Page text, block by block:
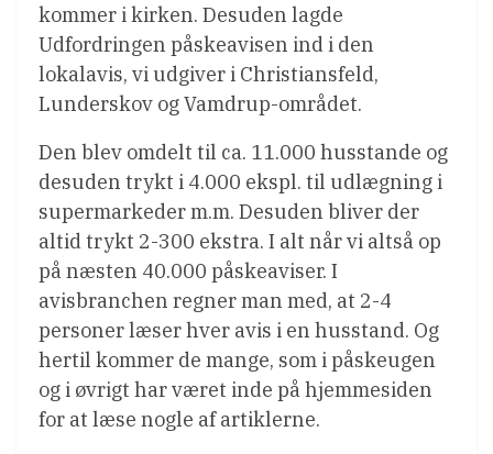
kommer i kirken. Desuden lagde
Udfordringen påskeavisen ind i den
lokalavis, vi udgiver i Christiansfeld,
Lunderskov og Vamdrup-området.
Den blev omdelt til ca. 11.000 husstande og
desuden trykt i 4.000 ekspl. til udlægning i
supermarkeder m.m. Desuden bliver der
altid trykt 2-300 ekstra. I alt når vi altså op
på næsten 40.000 påskeaviser. I
avisbranchen regner man med, at 2-4
personer læser hver avis i en husstand. Og
hertil kommer de mange, som i påskeugen
og i øvrigt har været inde på hjemmesiden
for at læse nogle af artiklerne.